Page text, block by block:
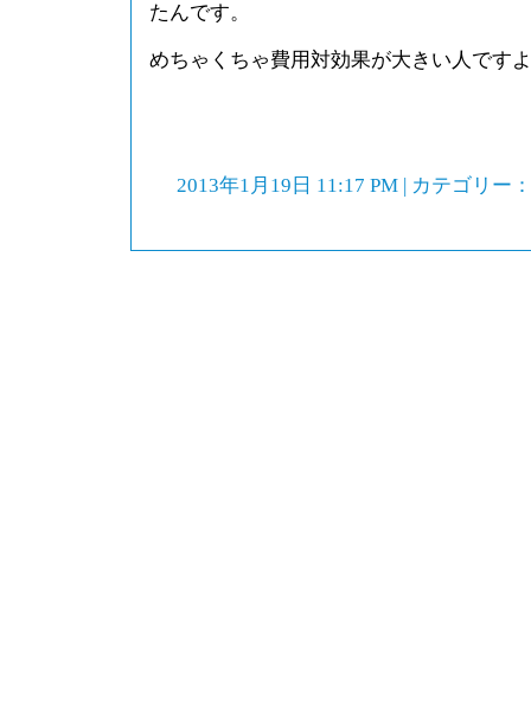
たんです。
めちゃくちゃ費用対効果が大きい人です
2013年1月19日 11:17 PM | カテゴリー：